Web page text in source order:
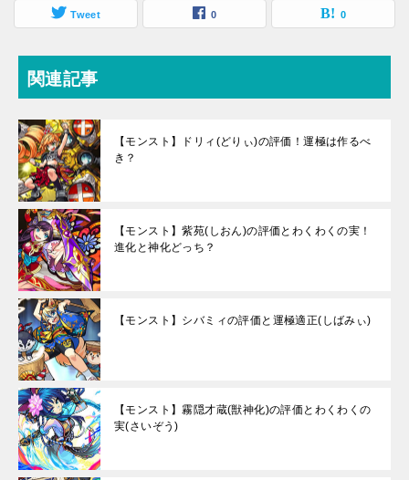
Tweet 0 0
関連記事
【モンスト】ドリィ(どりぃ)の評価！運極は作るべ
き？
【モンスト】紫苑(しおん)の評価とわくわくの実！
進化と神化どっち？
【モンスト】シバミィの評価と運極適正(しばみぃ)
【モンスト】霧隠才蔵(獣神化)の評価とわくわくの
実(さいぞう)